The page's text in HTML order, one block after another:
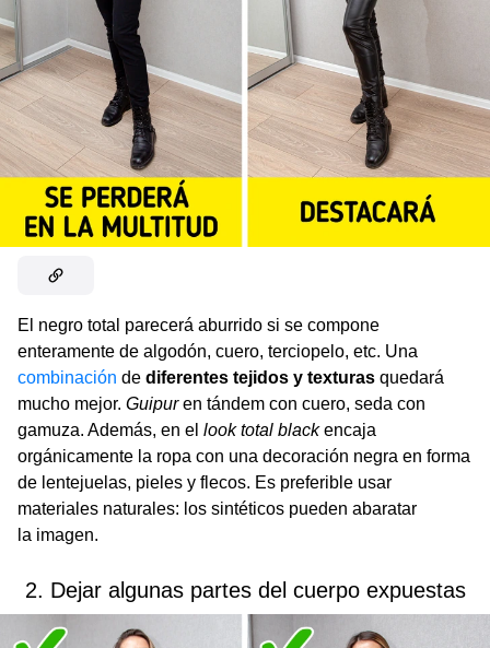
El negro total parecerá aburrido si se compone
enteramente de algodón, cuero, terciopelo, etc. Una
combinación de diferentes tejidos y texturas quedará
mucho mejor. Guipuren tándem con cuero, seda con
gamuza. Además, en el look total blackencaja
orgánicamente la ropa con una decoración negra en forma
de lentejuelas, pieles y flecos. Es preferible usar
materiales naturales: los sintéticos pueden abaratar
la imagen.
2. Dejar algunas partes del cuerpo expuestas